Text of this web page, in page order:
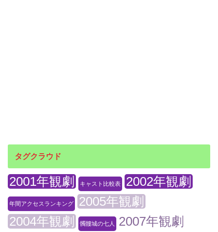
タグクラウド
2001年観劇 キャスト比較表 2002年観劇
年間アクセスランキング
2005年観劇
2004年観劇
髑髏城の七人
2007年観劇